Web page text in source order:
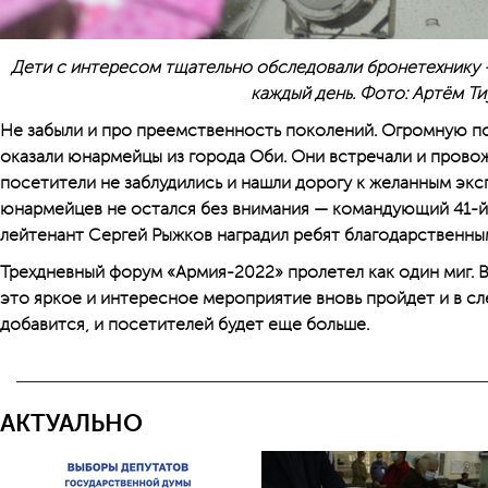
Дети с интересом тщательно обследовали
каждый день. Фото: Артём
Не забыли и про преемственность поколений. Огромную
оказали юнармейцы из города Оби. Они встречали и
посетители не заблудились и нашли дорогу к желанным
юнармейцев не остался без внимания — командующий 41-
лейтенант Сергей Рыжков наградил ребят
Трехдневный форум «Армия-2022» пролетел как один
это яркое и интересное мероприятие вновь пройдет и в
добавится, и посетителей будет еще больше.
АКТУАЛЬНО